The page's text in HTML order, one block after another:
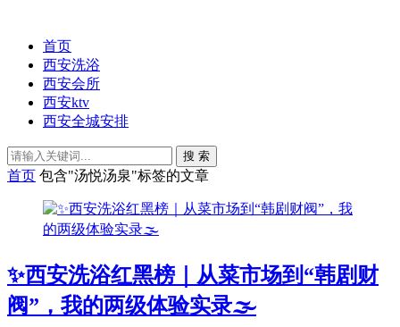
首页
西安洗浴
西安会所
西安ktv
西安全城安排
搜 索
首页 包含"汤悦汤泉"标签的文章
✨西安洗浴红黑榜｜从菜市场到“韩剧财
阀”，我的两级体验实录🌫️